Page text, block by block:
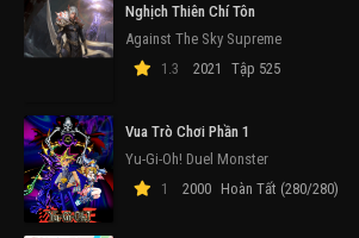
Nghịch Thiên Chí Tôn
Against The Sky Supreme
1.3
2021 Tập 525
Vua Trò Chơi Phần 1
Yu-Gi-Oh! Duel Monster
1
2000 Hoàn Tất (280/280)